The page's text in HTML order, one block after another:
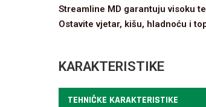
Streamline MD garantuju visoku
Ostavite vjetar, kišu, hladnoću i
KARAKTERISTIKE
TEHNIČKE KARAKTERISTIKE